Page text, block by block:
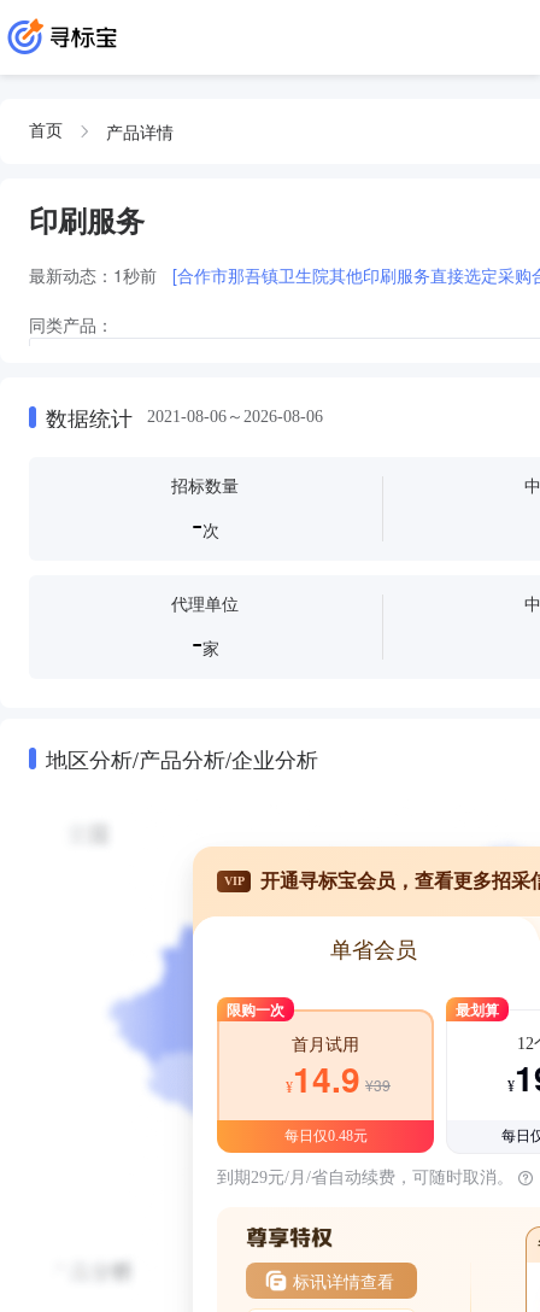
首页 产品详情
印刷服务
最新动态： 1秒前 [合作市那吾镇卫生院其他印刷服务直接选定采购
同类产品：
印刷服务印刷服务印刷服务印刷服务印刷服务印刷服务印刷服务印刷服务印刷
印刷及印刷服务印刷及印刷服务 印刷服务印刷服务印刷服务印刷服务
数据统计 2021-08-06～2026-08-06
招标数量
-次
代理单位
-家
地区分析/产品分析/企业分析
VIP 开通寻标宝会员，查看更多招采
单省会员
限购一次
首月试用
¥14.9 ¥39
每日仅0.48元
最划算
12
¥
每日
到期29元/月/省自动续费，可随时取消。
标讯详情查看